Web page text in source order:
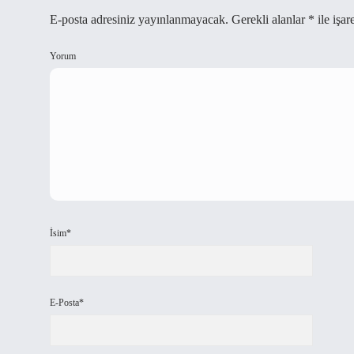
E-posta adresiniz yayınlanmayacak. Gerekli alanlar * ile
Yorum
İsim*
E-Posta*